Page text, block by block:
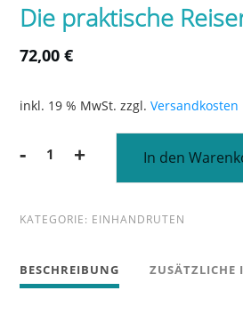
Die praktische
72,00 €
inkl. 19 % MwSt. zzgl. Versandkosten
-
Die
Menge
+ In den
KATEGORIE: EINHANDRUTEN
BESCHREIBUNG ZUSÄTZLICHE